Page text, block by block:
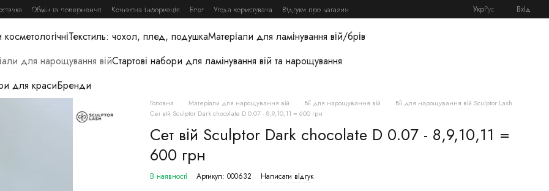
Обмін та повернення Контактна інформація Блог Угода користувача Відгуки про магазин УкрРус Вхід
Освітлення для майстраОдноразові простирадла та розхідники Кушетки складні
косметологічніТекстиль: чохол, плед, подушкаМатеріали для ламінування вій/брів
для нарощування війСтартові набори для ламінування вій та нарощування
для красиБренди
Головна Матеріали для нарощування вій Вії для нарощування вій
Вії для нарощування вій Sculptor Lash
Сет вій Sculptor Dark chocolate D 0.07 - 8,9,10,11 = 600 грн
Сет вій Sculptor Dark chocolate D 0.07 - 8,9,10,11 =
600 грн
В наявності Артикул: 000632 Написати відгук